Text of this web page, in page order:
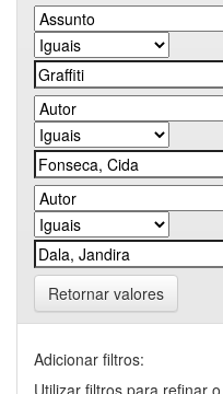
Retornar valores
Adicionar filtros: